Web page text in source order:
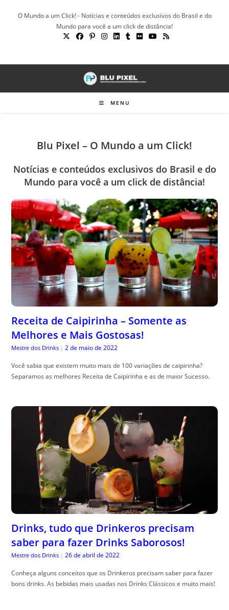
O Mundo a um Click! - Notícias e conteúdos exclusivos do Brasil e do
Mundo para você a um click de distância!
MENU
Blu Pixel – O Mundo a um Click!
Notícias e conteúdos exclusivos do Brasil e do
Mundo para você a um click de distância!
Receita de Caipirinha – Somente as
Melhores e Mais Gostosas!
Mestre dos Drinks | 2 de maio de 2022
Você sabia que existem muito mais de 100 variações de caipirinha?
Separamos as melhores Receita de Caipirinha e as de maior Sucesso.
Drinks, tudo que Drinkeros precisam
saber para fazer Drinks Saborosos!
Mestre dos Drinks | 26 de abril de 2022
Conheça alguns conceitos que os Drinkeros precisam saber para fazer
bons drinks. As bebidas mais usadas nos Drinks Clássicos e muito mais!